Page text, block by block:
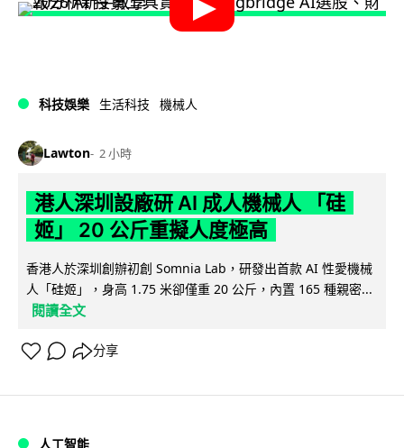
科技娛樂 生活科技 機械人
Lawton 2 小時
港人深圳設廠研 AI 成人機械人 「硅
姬」 20 公斤重擬人度極高
香港人於深圳創辦初創 Somnia Lab，研發出首款 AI 性愛機械
人「硅姬」，身高 1.75 米卻僅重 20 公斤，內置 165 種親密...
閱讀全文
分享
人工智能